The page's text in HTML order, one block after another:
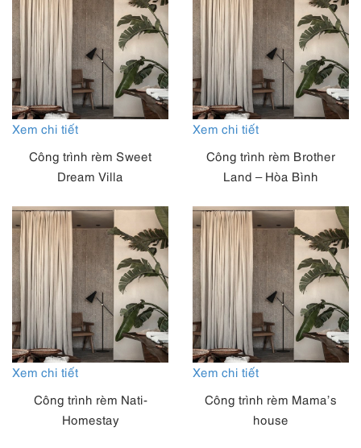
Xem chi tiết
Công trình rèm Sweet
Dream Villa
Xem chi tiết
Công trình rèm Brother
Land – Hòa Bình
Xem chi tiết
Công trình rèm Nati-
Homestay
Xem chi tiết
Công trình rèm Mama’s
house